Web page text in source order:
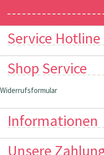
Service Hotline
Shop Service
Widerrufsformular
Informationen
Unsere